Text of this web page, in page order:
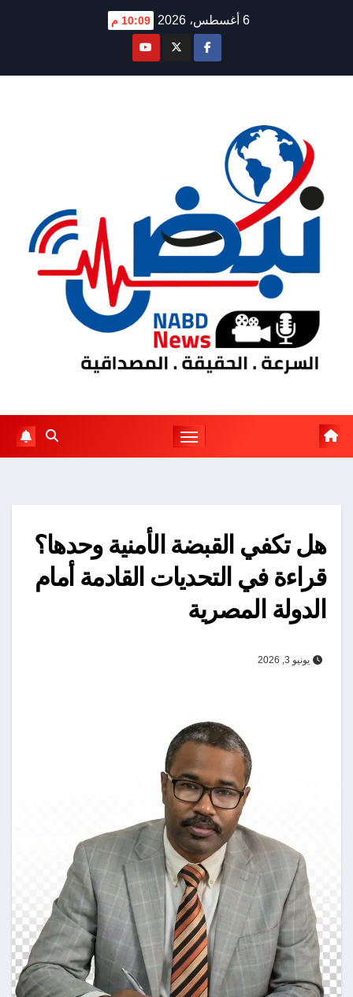
6 أغسطس، 2026 10:09 م
هل تكفي القبضة الأمنية وحدها؟
قراءة في التحديات القادمة أمام
الدولة المصرية
يونيو 3, 2026